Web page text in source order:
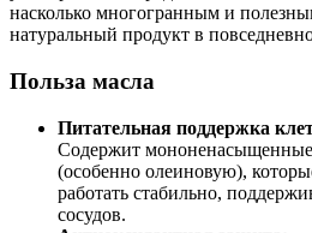
насколько многогранным и
натуральный продукт в
Польза масла
Питательная поддержка
Содержит
(особенно олеиновую),
работать стабильно,
сосудов.